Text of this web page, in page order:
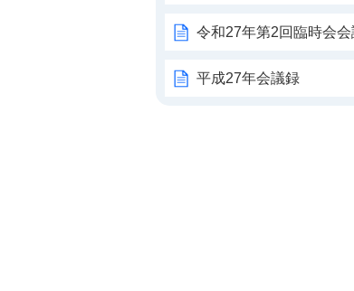
令和27年第2回臨時会
平成27年会議録